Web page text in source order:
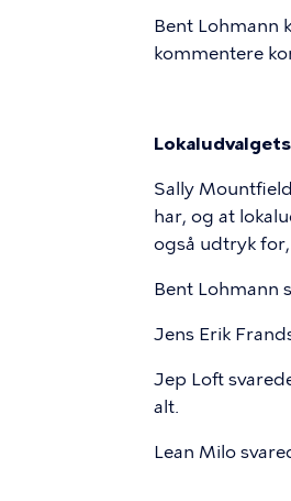
Bent Lohmann
kommentere
Sally
har, og at
også udtryk
Bent Lohmann
Jens Erik
Jep Loft
alt.
Lean Milo